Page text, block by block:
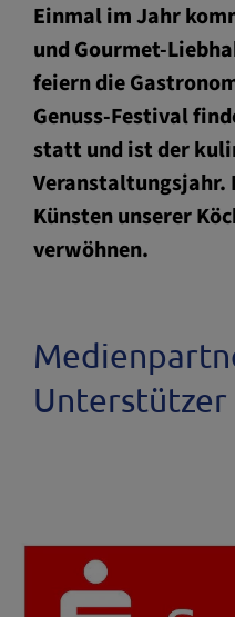
Einmal im Jahr
und Gourmet-
feiern die
Genuss-Festival
statt und ist der
Veranstaltungsjahr.
Künsten unserer
verwöhnen.
Unterstützer